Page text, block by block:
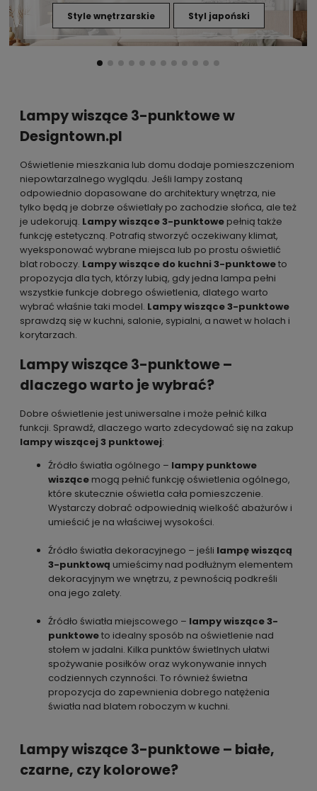
Style wnętrzarskie Styl japoński
Lampy wiszące 3-punktowe w
Designtown.pl
Oświetlenie mieszkania lub domu dodaje pomieszczeniom
niepowtarzalnego wyglądu. Jeśli lampy zostaną
odpowiednio dopasowane do architektury wnętrza, nie
tylko będą je dobrze oświetlały po zachodzie słońca, ale też
je udekorują. Lampy wiszące 3-punktowe pełnią także
funkcję estetyczną. Potrafią stworzyć oczekiwany klimat,
wyeksponować wybrane miejsca lub po prostu oświetlić
blat roboczy. Lampy wiszące do kuchni 3-punktoweto
propozycja dla tych, którzy lubią, gdy jedna lampa pełni
wszystkie funkcje dobrego oświetlenia, dlatego warto
wybrać właśnie taki model. Lampy wiszące 3-punktowe
sprawdzą się w kuchni, salonie, sypialni, a nawet w holach i
korytarzach.
Lampy wiszące 3-punktowe –
dlaczego warto je wybrać?
Dobre oświetlenie jest uniwersalne i może pełnić kilka
funkcji. Sprawdź, dlaczego warto zdecydować się na zakup
lampy wiszącej 3 punktowej:
Źródło światła ogólnego – lampy punktowe
wiszące mogą pełnić funkcję oświetlenia ogólnego,
które skutecznie oświetla cała pomieszczenie.
Wystarczy dobrać odpowiednią wielkość abażurów i
umieścić je na właściwej wysokości.
Źródło światła dekoracyjnego – jeśli lampę wiszącą
3-punktową umieścimy nad podłużnym elementem
dekoracyjnym we wnętrzu, z pewnością podkreśli
ona jego zalety.
Źródło światła miejscowego – lampy wiszące 3-
punktoweto idealny sposób na oświetlenie nad
stołem w jadalni. Kilka punktów świetlnych ułatwi
spożywanie posiłków oraz wykonywanie innych
codziennych czynności. To również świetna
propozycja do zapewnienia dobrego natężenia
światła nad blatem roboczym w kuchni.
Lampy wiszące 3-punktowe – białe,
czarne, czy kolorowe?